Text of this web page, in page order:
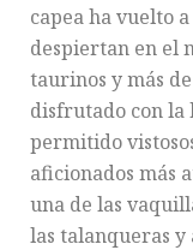
capea ha vuelto
despiertan en el
taurinos y más
disfrutado con la
permitido
aficionados más
una de las
las talanqueras